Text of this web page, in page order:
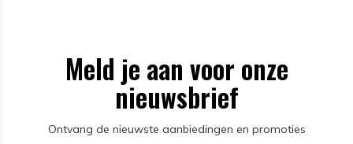
Meld je aan voor onze
nieuwsbrief
Ontvang de nieuwste aanbiedingen en promoties